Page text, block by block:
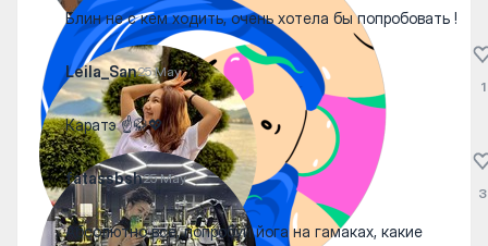
Блин не с кем ходить, очень хотела бы попробовать !
Leila_San25 May
Каратэ ☝️🥋💖
1
fatassbsh25 May
Абсолютно все, попробуй йога на гамаках, какие
3